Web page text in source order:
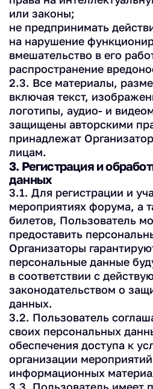
или законы;
не предпринимать
на нарушение
вмешательство в его
распространение
2.3. Все материалы,
включая текст,
логотипы, аудио- и
защищены авторскими
принадлежат
лицам.
3. Регистрация и
данных
3.1. Для регистрации и
мероприятиях форума, а
билетов, Пользователь
предоставить
Организаторы
персональные данные
в соответствии с
законодательством о
данных.
3.2. Пользователь
своих персональных
обеспечения доступа к
организации
информационных